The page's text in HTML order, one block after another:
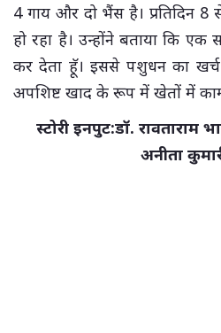
4 गाय और दो भैंस है। प्रतिदिन 8
हो रहा है। उन्होंने बताया कि एक
कर देता हॅू। इससे पशुधन का
अपशिष्ट खाद के रूप में खेतों में
स्टोरी इनपुट:डॉ. रावताराम
अनीता